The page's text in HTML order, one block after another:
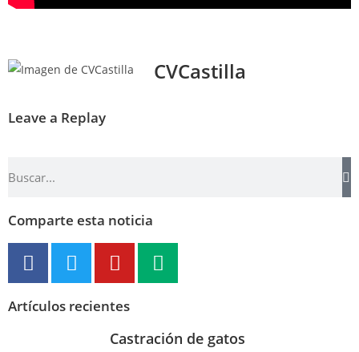
CVCastilla
Leave a Replay
Comparte esta noticia
Artículos recientes
Castración de gatos